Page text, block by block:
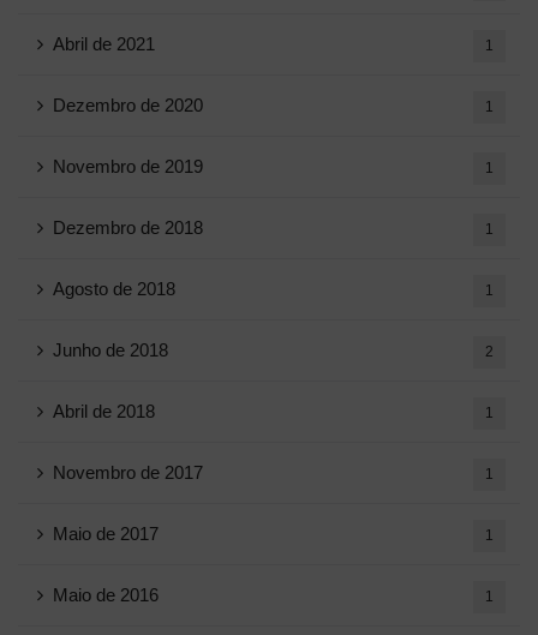
Abril de 2021 1
Dezembro de 2020 1
Novembro de 2019 1
Dezembro de 2018 1
Agosto de 2018 1
Junho de 2018 2
Abril de 2018 1
Novembro de 2017 1
Maio de 2017 1
Maio de 2016 1